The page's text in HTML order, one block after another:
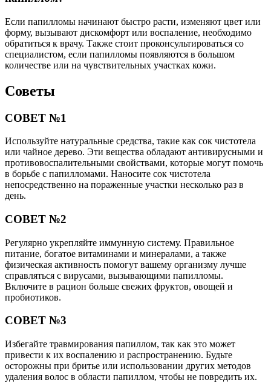
Если папилломы начинают быстро расти, изменяют цвет или
форму, вызывают дискомфорт или воспаление, необходимо
обратиться к врачу. Также стоит проконсультироваться со
специалистом, если папилломы появляются в большом
количестве или на чувствительных участках кожи.
Советы
СОВЕТ №1
Используйте натуральные средства, такие как сок чистотела
или чайное дерево. Эти вещества обладают антивирусными и
противовоспалительными свойствами, которые могут помочь
в борьбе с папилломами. Наносите сок чистотела
непосредственно на пораженные участки несколько раз в
день.
СОВЕТ №2
Регулярно укрепляйте иммунную систему. Правильное
питание, богатое витаминами и минералами, а также
физическая активность помогут вашему организму лучше
справляться с вирусами, вызывающими папилломы.
Включите в рацион больше свежих фруктов, овощей и
пробиотиков.
СОВЕТ №3
Избегайте травмирования папиллом, так как это может
привести к их воспалению и распространению. Будьте
осторожны при бритье или использовании других методов
удаления волос в области папиллом, чтобы не повредить их.